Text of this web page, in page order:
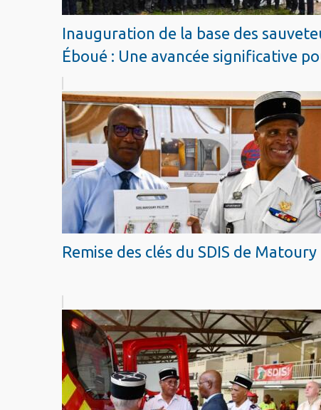
Inauguration de la base des
Éboué : Une avancée significative
Remise des clés du SDIS de Matoury